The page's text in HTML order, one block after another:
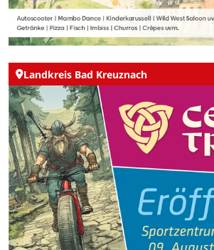
Landkreis Bad Kreuznach